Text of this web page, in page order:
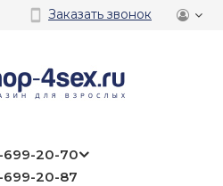
Заказать звонок
699-20-70
699-20-87